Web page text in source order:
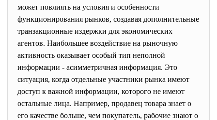
может повлиять на условия и особенности
функционирования рынков, создавая дополнительные
транзакционные издержки для экономических
агентов. Наибольшее воздействие на рыночную
активность оказывает особый тип неполной
информации - асимметричная информация. Это
ситуация, когда отдельные участники рынка имеют
доступ к важной информации, которого не имеют
остальные лица. Например, продавец товара знает о
его качестве больше, чем покупатель, рабочие знают о